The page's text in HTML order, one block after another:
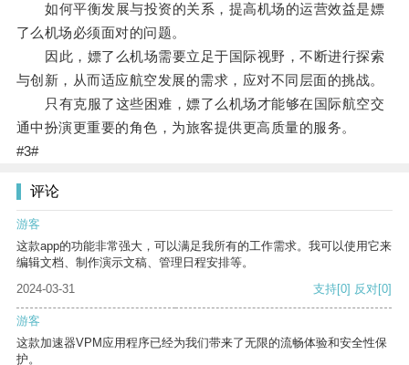
如何平衡发展与投资的关系，提高机场的运营效益是嫖
了么机场必须面对的问题。
因此，嫖了么机场需要立足于国际视野，不断进行探索
与创新，从而适应航空发展的需求，应对不同层面的挑战。
只有克服了这些困难，嫖了么机场才能够在国际航空交
通中扮演更重要的角色，为旅客提供更高质量的服务。
#3#
评论
游客
这款app的功能非常强大，可以满足我所有的工作需求。我可以使用它来
编辑文档、制作演示文稿、管理日程安排等。
2024-03-31
支持[0] 反对[0]
游客
这款加速器VPM应用程序已经为我们带来了无限的流畅体验和安全性保
护。